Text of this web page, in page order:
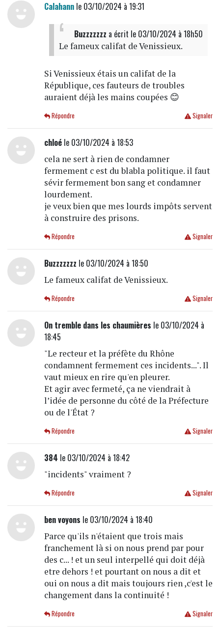
Calahannle 03/10/2024 à 19:31
Buzzzzzzz a écrit le 03/10/2024 à 18h50
Le fameux califat de Venissieux.
Si Venissieux étais un califat de la
République, ces fauteurs de troubles
auraient déjà les mains coupées 😊
Signaler
Répondre
chloéle 03/10/2024 à 18:53
cela ne sert à rien de condamner
fermement c est du blabla politique. il faut
sévir fermement bon sang et condamner
lourdement.
je veux bien que mes lourds impôts servent
à construire des prisons.
Signaler
Répondre
Buzzzzzzz le 03/10/2024 à 18:50
Le fameux califat de Venissieux.
Signaler
Répondre
On tremble dans les chaumières le 03/10/2024 à
18:45
"Le recteur et la préfète du Rhône
condamnent fermement ces incidents...". Il
vaut mieux en rire qu'en pleurer.
Et agir avec fermeté, ça ne viendrait à
l’idée de personne du côté de la Préfecture
ou de l'État ?
Signaler
Répondre
384 le 03/10/2024 à 18:42
"incidents" vraiment ?
Signaler
Répondre
ben voyons le 03/10/2024 à 18:40
Parce qu'ils n'étaient que trois mais
franchement là si on nous prend par pour
des c... ! et un seul interpellé qui doit déjà
etre dehors ! et pourtant on nous a dit et
oui on nous a dit mais toujours rien ,c'est le
changement dans la continuité !
Signaler
Répondre